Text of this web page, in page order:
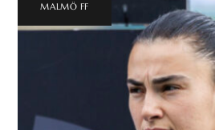
MALMÖ FF